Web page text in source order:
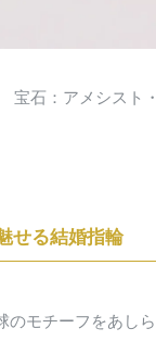
宝石：アメシスト
せる結婚指輪
のモチーフをあし